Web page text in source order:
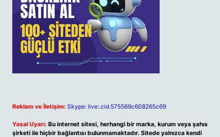
Reklam ve İletişim: Skype: live:.cid.575569c608265c69
Yasal Uyarı: Bu internet sitesi, herhangi bir marka, kurum veya şahıs
şirketi ile hiçbir bağlantısı bulunmamaktadır. Sitede yalnızca kendi